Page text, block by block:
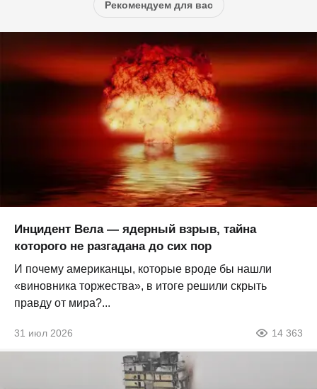
Рекомендуем для вас
Инцидент Вела — ядерный взрыв, тайна
которого не разгадана до сих пор
И почему американцы, которые вроде бы нашли
«виновника торжества», в итоге решили скрыть
правду от мира?...
31 июл 2026 14 363